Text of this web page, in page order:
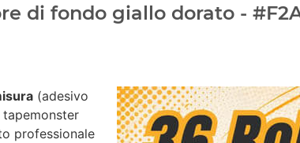
di fondo giallo dorato -
(adesivo
tapemonster
professionale